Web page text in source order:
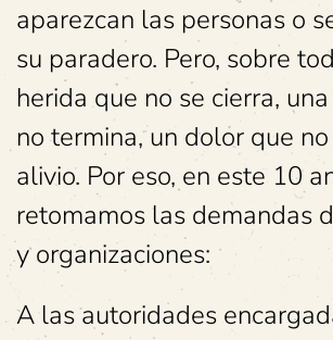
aparezcan las personas o
su paradero. Pero, sobre
herida que no se cierra,
no termina, un dolor que
alivio. Por eso, en este 10
retomamos las demandas
y organizaciones:
A las autoridades